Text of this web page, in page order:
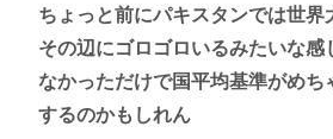
ちょっと前にパキスタンでは世界
その辺にゴロゴロいるみたいな感
なかっただけで国平均基準がめち
するのかもしれん